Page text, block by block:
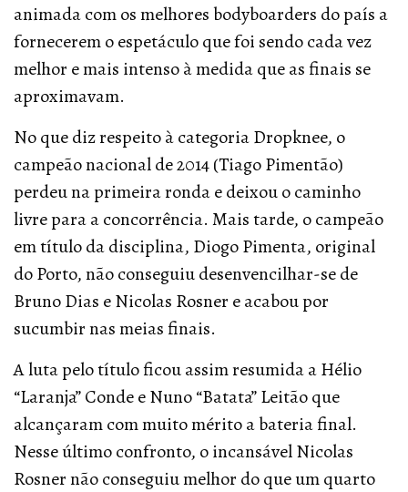
animada com os melhores bodyboarders do país a
fornecerem o espetáculo que foi sendo cada vez
melhor e mais intenso à medida que as finais se
aproximavam.
No que diz respeito à categoria Dropknee, o
campeão nacional de 2014 (Tiago Pimentão)
perdeu na primeira ronda e deixou o caminho
livre para a concorrência. Mais tarde, o campeão
em título da disciplina, Diogo Pimenta, original
do Porto, não conseguiu desenvencilhar-se de
Bruno Dias e Nicolas Rosner e acabou por
sucumbir nas meias finais.
A luta pelo título ficou assim resumida a Hélio
“Laranja” Conde e Nuno “Batata” Leitão que
alcançaram com muito mérito a bateria final.
Nesse último confronto, o incansável Nicolas
Rosner não conseguiu melhor do que um quarto